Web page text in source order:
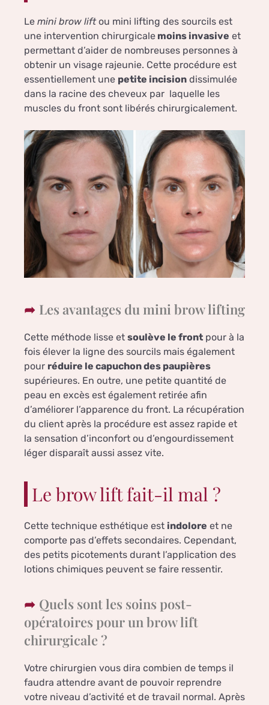
Le mini brow liftou mini lifting des sourcils est
une intervention chirurgicale moins invasive et
permettant d’aider de nombreuses personnes à
obtenir un visage rajeunie. Cette procédure est
essentiellement une petite incision dissimulée
dans la racine des cheveux par laquelle les
muscles du front sont libérés chirurgicalement.
Les avantages du mini brow lifting
Cette méthode lisse et soulève le front pour à la
fois élever la ligne des sourcils mais également
pour réduire le capuchon des paupières
supérieures. En outre, une petite quantité de
peau en excès est également retirée afin
d’améliorer l’apparence du front. La récupération
du client après la procédure est assez rapide et
la sensation d’inconfort ou d’engourdissement
léger disparaît aussi assez vite.
Le brow lift fait-il mal ?
Cette technique esthétique est indolore et ne
comporte pas d’effets secondaires. Cependant,
des petits picotements durant l’application des
lotions chimiques peuvent se faire ressentir.
Quels sont les soins post-
opératoires pour un brow lift
chirurgicale ?
Votre chirurgien vous dira combien de temps il
faudra attendre avant de pouvoir reprendre
votre niveau d’activité et de travail normal. Après